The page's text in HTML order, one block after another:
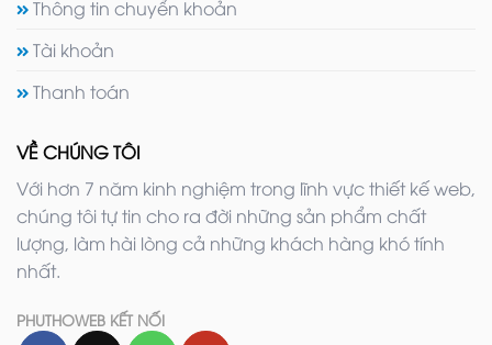
Thông tin chuyển khoản
Tài khoản
Thanh toán
VỀ CHÚNG TÔI
Với hơn 7 năm kinh nghiệm trong lĩnh vực thiết kế web,
chúng tôi tự tin cho ra đời những sản phẩm chất
lượng, làm hài lòng cả những khách hàng khó tính
nhất.
PHUTHOWEB KẾT NỐI